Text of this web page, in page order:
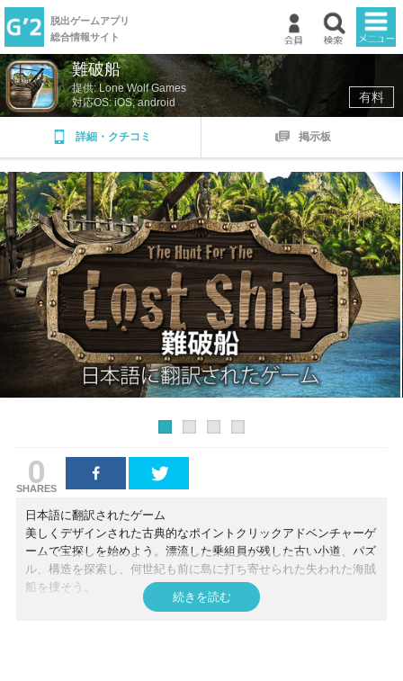
脱出ゲームアプリ
総合情報サイト
TOP
ランキング
掲示板
マイページ
難破船
提供: Lone Wolf Games
対応OS: iOS, android
有料
詳細・クチコミ 掲示板
0
SHARES
日本語に翻訳されたゲーム
美しくデザインされた古典的なポイントクリックアドベンチャーゲ
ームで宝探しを始めよう。漂流した乗組員が残した古い小道、パズ
ル、構造を探索し、何世紀も前に島に打ち寄せられた失われた海賊
船を捜そう。
続きを読む